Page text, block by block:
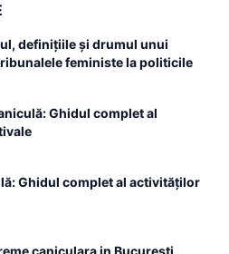
definițiile și drumul unui
feministe la politicile
Ghidul complet al
Ghidul complet al activităților